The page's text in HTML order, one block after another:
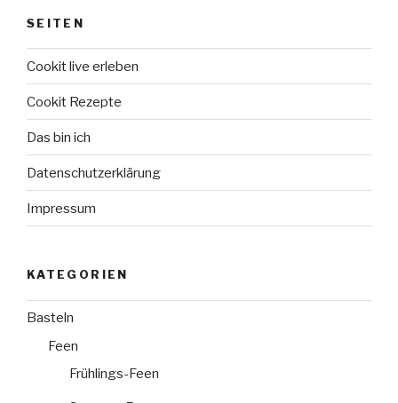
SEITEN
Cookit live erleben
Cookit Rezepte
Das bin ich
Datenschutzerklärung
Impressum
KATEGORIEN
Basteln
Feen
Frühlings-Feen